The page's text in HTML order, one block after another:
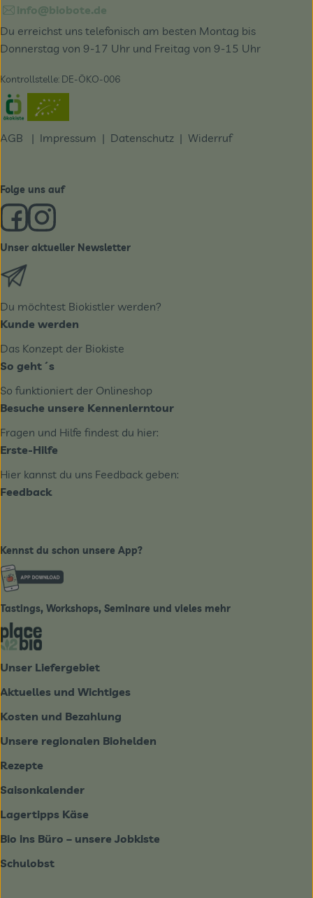
info@biobote.de
Du erreichst uns telefonisch am besten Montag bis
Donnerstag von 9-17 Uhr und Freitag von 9-15 Uhr
Kontrollstelle: DE-ÖKO-006
Externer Link zu https://www.oekokiste.de/
AGB | Impressum | Datenschutz | Widerruf
Folge uns auf
Externer Link zu https://www.facebook.com/derBiobote/
Externer Link zu https://www.instagram.com/
Unser aktueller Newsletter
Du möchtest Biokistler werden?
Kunde werden
Das Konzept der Biokiste
So geht´s
So funktioniert der Onlineshop
Besuche unsere Kennenlerntour
Fragen und Hilfe findest du hier:
Erste-Hilfe
Hier kannst du uns Feedback geben:
Feedback
Kennst du schon unsere App?
Externer Link zu https://www.biobote-
Tastings, Workshops, Seminare und vieles mehr
Externer Link zu https://place2bio.de/
Unser Liefergebiet
Aktuelles und Wichtiges
Kosten und Bezahlung
Unsere regionalen Biohelden
Rezepte
Saisonkalender
Lagertipps Käse
Bio ins Büro – unsere Jobkiste
Schulobst